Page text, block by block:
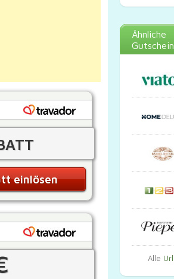
einlösen
Ähnliche
Alle